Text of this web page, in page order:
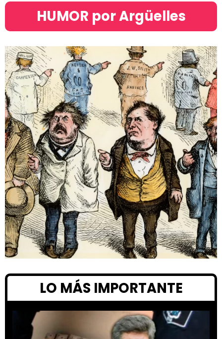
HUMOR por Argüelles​
LO MÁS IMPORTANTE